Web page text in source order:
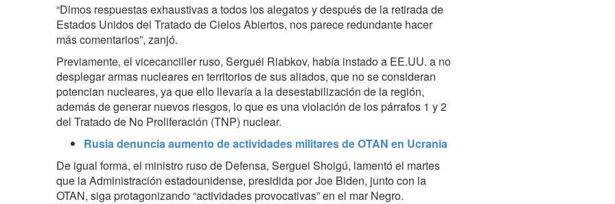
“Dimos respuestas exhaustivas a todos los alegatos y después de la retirada de
Estados Unidos del Tratado de Cielos Abiertos, nos parece redundante hacer
más comentarios”, zanjó.
Previamente, el vicecanciller ruso, Serguéi Riabkov, había instado a EE.UU. a no
desplegar armas nucleares en territorios de sus aliados, que no se consideran
potencian nucleares, ya que ello llevaría a la desestabilización de la región,
además de generar nuevos riesgos, lo que es una violación de los párrafos 1 y 2
del Tratado de No Proliferación (TNP) nuclear.
Rusia denuncia aumento de actividades militares de OTAN en Ucrania
De igual forma, el ministro ruso de Defensa, Serguei Shoigú, lamentó el martes
que la Administración estadounidense, presidida por Joe Biden, junto con la
OTAN, siga protagonizando “actividades provocativas” en el mar Negro.